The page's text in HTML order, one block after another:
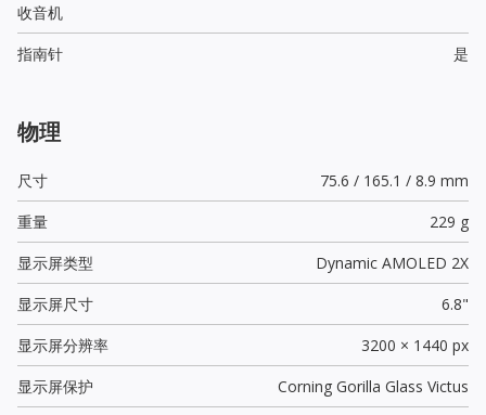
收音机
指南针
是
物理
尺寸
75.6 / 165.1 / 8.9 mm
重量
229 g
显示屏类型
Dynamic AMOLED 2X
显示屏尺寸
6.8"
显示屏分辨率
3200 × 1440 px
显示屏保护
Corning Gorilla Glass Victus